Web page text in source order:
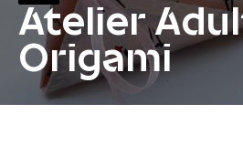
Atelier
Origami